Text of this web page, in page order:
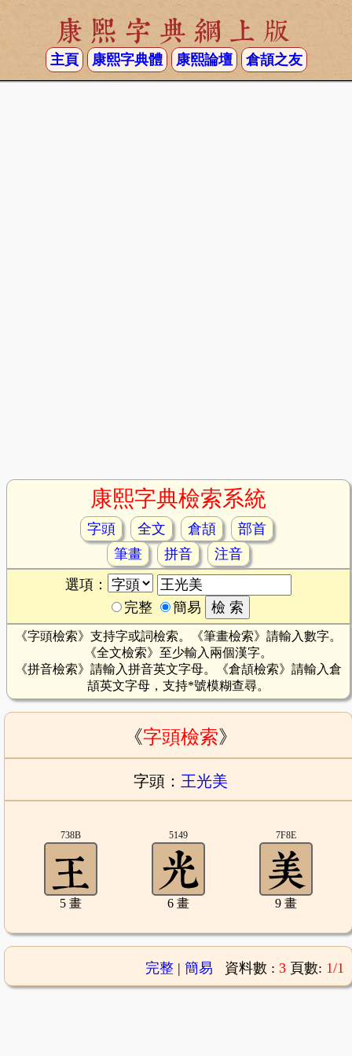
康熙字典網上版
主頁 康熙字典體 康熙論壇 倉頡之友
康熙字典檢索系統
字頭 全文 倉頡
部首
筆畫
拼音
注音
選項：
完整
簡易
《字頭檢索》支持字或詞檢索。《筆畫檢索》請輸入數字。
《全文檢索》至少輸入兩個漢字。
《拼音檢索》請輸入拼音英文字母。《倉頡檢索》請輸入倉
頡英文字母，支持*號模糊查尋。
《字頭檢索》
字頭： 王光美
738B
5 畫
5149
6 畫
7F8E
9 畫
完整| 簡易 資料數 : 3 頁數: 1/1